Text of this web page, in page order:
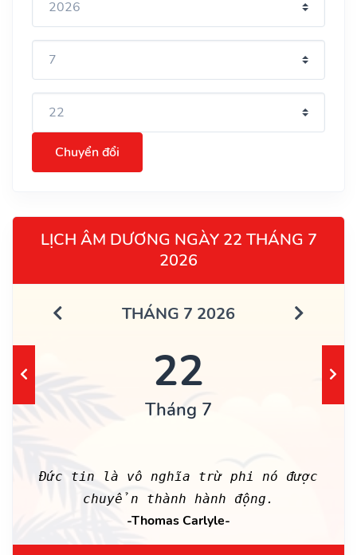
Chuyển đổi
LỊCH ÂM DƯƠNG NGÀY 22 THÁNG 7
2026
THÁNG 7 2026
22
Tháng 7
Đức tin là vô nghĩa trừ phi nó được
chuyển thành hành động.
-Thomas Carlyle-